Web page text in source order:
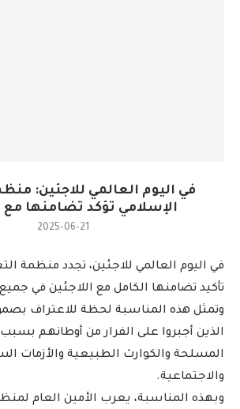
في اليوم العالمي للاجئين:
الإسلامي تؤكد تضامنها مع
2025-06-21
في اليوم العالمي للاجئين، تجدد منظمة
تأكيد تضامنها الكامل مع اللاجئين في جميع
وتمثل هذه المناسبة لحظة للاعتراف
الذين أجبروا على الفرار من أوطانهم بسبب
المسلحة والكوارث الطبيعية والأزمات
والاجتماعية.
وبهذه المناسبة، يعرب الأمين العام